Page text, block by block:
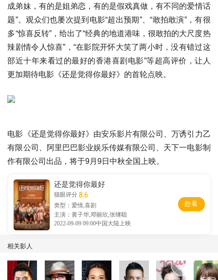
成弟妹，有的是姐弟恋，有的是假戏真做，有不同的爱情话
题”。观众们也屡次提到电影“超出预期”、“敢拍敢演”，有很
多“惊喜反转”，给出了“经典的地道港味，很敢拍的大尺度热
辣剧情令人惊喜”，“在影院开怀大笑了两小时，没有错过这
部近十年来看过的最好的香港喜剧电影”等超高评价，让人
更加期待电影《还是觉得你最好》的首轮点映。
电影《还是觉得你最好》由安乐影片有限公司、万诱引力乙
有限公司、阿里巴巴影业娱乐传媒有限公司、天下一电影制
作有限公司出品，将于9月9日中秋全国上映。
还是觉得你最好
猫眼评分 8.6
类型：爱情,喜剧
主演：黄子华,邓丽欣,张继聪
2022-09-09 09:00中国大陆上映
想看
相关影人